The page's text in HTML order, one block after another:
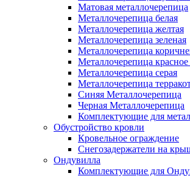
Матовая металлочерепица
Металлочерепица белая
Металлочерепица желтая
Металлочерепица зеленая
Металлочерепица
Металлочерепица
Металлочерепица серая
Металлочерепица
Синяя Металлочерепица
Черная Металлочерепица
Комплектующие для
Обустройство кровли
Кровельное ограждение
Снегозадержатели на
Ондувилла
Комплектующие для